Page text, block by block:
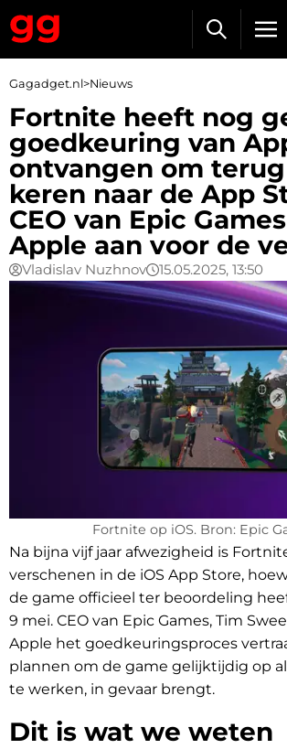
Gagadget.nl>Nieuws
Fortnite heeft nog
goedkeuring van
ontvangen om
keren naar de App
CEO van Epic
Apple aan voor de
Vladislav Nuzhnov 15.05.2025, 13:50
Fortnite op iOS. Bron: Epic
Na bijna vijf jaar afwezigheid is
verschenen in de iOS App Store,
de game officieel ter beoordeling
9 mei. CEO van Epic Games, Tim
Apple het goedkeuringsproces
plannen om de game gelijktijdig op
te werken, in gevaar brengt.
Dit is wat we weten